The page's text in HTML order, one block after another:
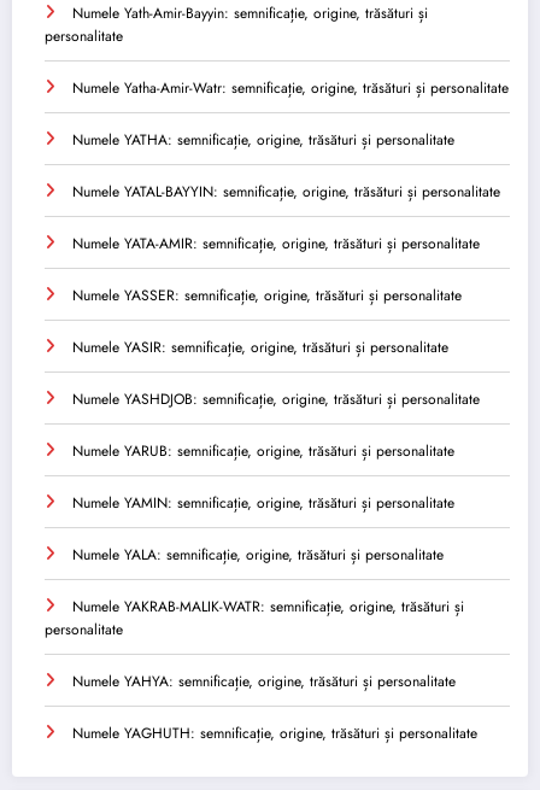
Numele Yath-Amir-Bayyin: semnificație, origine, trăsături și
personalitate
Numele Yatha-Amir-Watr: semnificație, origine, trăsături și personalitate
Numele YATHA: semnificație, origine, trăsături și personalitate
Numele YATAL-BAYYIN: semnificație, origine, trăsături și personalitate
Numele YATA-AMIR: semnificație, origine, trăsături și personalitate
Numele YASSER: semnificație, origine, trăsături și personalitate
Numele YASIR: semnificație, origine, trăsături și personalitate
Numele YASHDJOB: semnificație, origine, trăsături și personalitate
Numele YARUB: semnificație, origine, trăsături și personalitate
Numele YAMIN: semnificație, origine, trăsături și personalitate
Numele YALA: semnificație, origine, trăsături și personalitate
Numele YAKRAB-MALIK-WATR: semnificație, origine, trăsături și
personalitate
Numele YAHYA: semnificație, origine, trăsături și personalitate
Numele YAGHUTH: semnificație, origine, trăsături și personalitate